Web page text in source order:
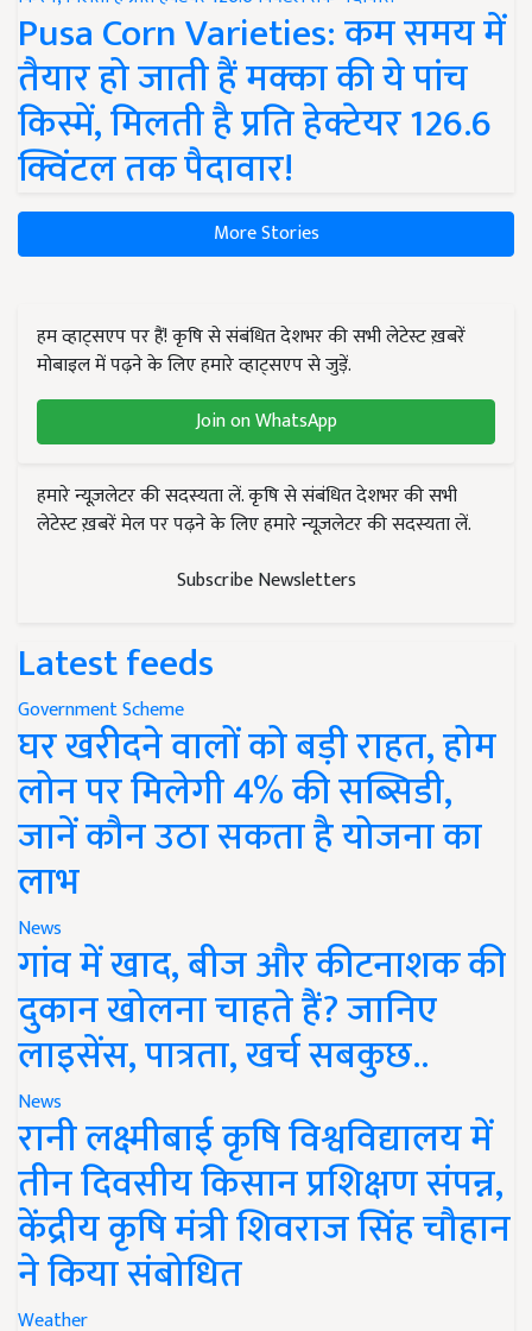
Pusa Corn Varieties: कम समय में
तैयार हो जाती हैं मक्का की ये पांच
किस्में, मिलती है प्रति हेक्टेयर 126.6
क्विंटल तक पैदावार!
More Stories
हम व्हाट्सएप पर हैं! कृषि से संबंधित देशभर की सभी लेटेस्ट ख़बरें
मोबाइल में पढ़ने के लिए हमारे व्हाट्सएप से जुड़ें.
Join on WhatsApp
हमारे न्यूज़लेटर की सदस्यता लें. कृषि से संबंधित देशभर की सभी
लेटेस्ट ख़बरें मेल पर पढ़ने के लिए हमारे न्यूज़लेटर की सदस्यता लें.
Subscribe Newsletters
Latest feeds
Government Scheme
घर खरीदने वालों को बड़ी राहत, होम
लोन पर मिलेगी 4% की सब्सिडी,
जानें कौन उठा सकता है योजना का
लाभ
News
गांव में खाद, बीज और कीटनाशक की
दुकान खोलना चाहते हैं? जानिए
लाइसेंस, पात्रता, खर्च सबकुछ..
News
रानी लक्ष्मीबाई कृषि विश्वविद्यालय में
तीन दिवसीय किसान प्रशिक्षण संपन्न,
केंद्रीय कृषि मंत्री शिवराज सिंह चौहान
ने किया संबोधित
Weather